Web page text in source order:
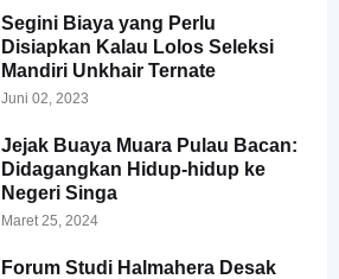
Segini Biaya yang Perlu
Disiapkan Kalau Lolos Seleksi
Mandiri Unkhair Ternate
Juni 02, 2023
Jejak Buaya Muara Pulau Bacan:
Didagangkan Hidup-hidup ke
Negeri Singa
Maret 25, 2024
Forum Studi Halmahera Desak